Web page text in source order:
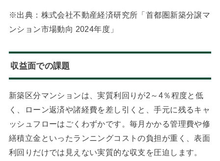
※出典：株式会社不動産経済研究所「首都圏新築分譲マ
ンション市場動向 2024年度」
収益面での課題
新築区分マンションは、実質利回りが2～4％程度と低
く、ローン返済や諸経費を差し引くと、手元に残るキャ
ッシュフローはごくわずかです。毎月かかる管理費や修
繕積立金といったランニングコストの負担が重く、表面
利回りだけでは見えない実質的な収支を圧迫します。